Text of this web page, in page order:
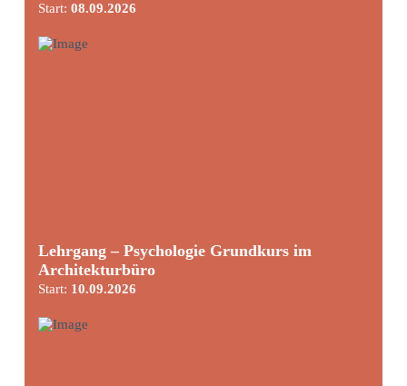
Start: 08.09.2026
Lehrgang – Psychologie Grundkurs im
Architekturbüro
Start: 10.09.2026